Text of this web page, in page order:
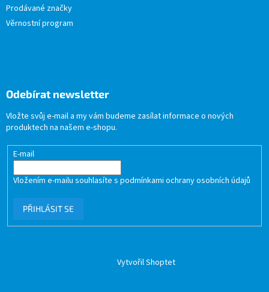
Prodávané značky
Věrnostní program
Odebírat newsletter
Vložte svůj e-mail a my vám budeme zasílat informace o nových
produktech na našem e-shopu.
E-mail
Vložením e-mailu souhlasíte s podmínkami ochrany osobních údajů
PŘIHLÁSIT SE
Vytvořil Shoptet